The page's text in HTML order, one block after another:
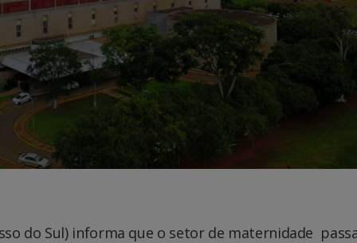
do Sul) informa que o setor de maternidade